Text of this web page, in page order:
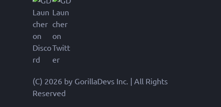
(C) 2026 by GorillaDevs Inc. | All Rights
Reserved